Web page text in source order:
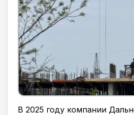
В 2025 году компании